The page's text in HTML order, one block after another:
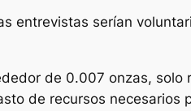
entrevistas serían
de 0.007 onzas,
de recursos necesarios